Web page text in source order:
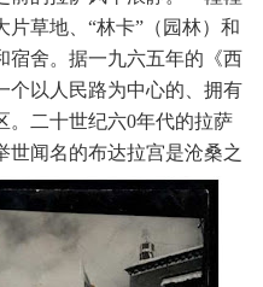
草地、“林卡”（园林）和
宿舍。据一九六五年的《西
个以人民路为中心的、拥有
二十世纪六0年代的拉萨
世闻名的布达拉宫是沧桑之